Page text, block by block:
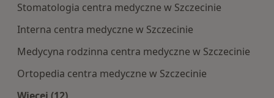
Stomatologia centra medyczne w Szczecinie
Interna centra medyczne w Szczecinie
Medycyna rodzinna centra medyczne w Szczecinie
Ortopedia centra medyczne w Szczecinie